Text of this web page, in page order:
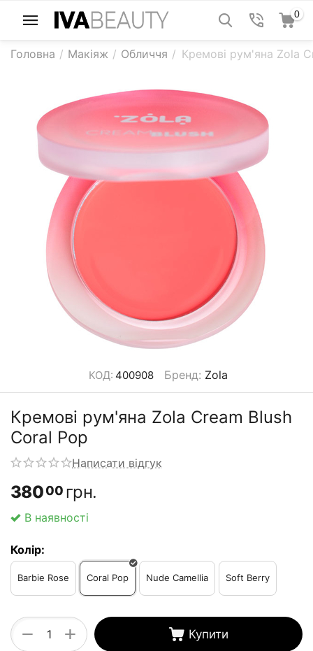
0
Головна / Макіяж / Обличчя / Кремові рум'яна Zola
КОД: 400908 Бренд: Zola
Кремові рум'яна Zola Cream Blush
Coral Pop
Написати відгук
38000 грн.
В наявності
Колір:
Barbie Rose Coral Pop Nude Camellia Soft Berry
+
− Купити